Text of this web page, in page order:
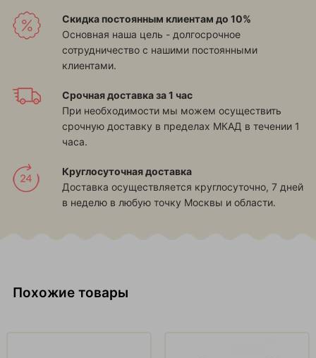
Скидка постоянным клиентам до 10%
Основная наша цель - долгосрочное
сотрудничество с нашими постоянными
клиентами.
Срочная доставка за 1 час
При необходимости мы можем осуществить
срочную доставку в пределах МКАД в течении 1
часа.
Круглосуточная доставка
Доставка осуществляется круглосуточно, 7 дней
в неделю в любую точку Москвы и области.
Похожие товары